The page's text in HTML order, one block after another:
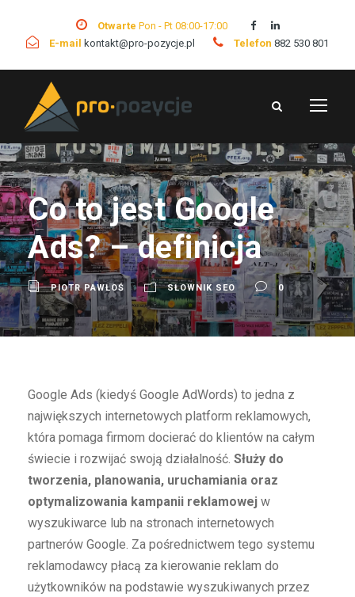
Otwarte Pon - Pt 08:00-17:00
E-mail
kontakt@pro-pozycje.pl Telefon 882 530 801
Co to jest Google
Ads? – definicja
PIOTR PAWŁOŚ SŁOWNIK SEO 0
Google Ads (kiedyś Google AdWords) to jedna z
największych internetowych platform reklamowych,
która pomaga firmom docierać do klientów na całym
świecie i rozwijać swoją działalność. Służy do
tworzenia, planowania, uruchamiania oraz
optymalizowania kampanii reklamowej w
wyszukiwarce lub na stronach internetowych
partnerów Google. Za pośrednictwem tego systemu
reklamodawcy płacą za kierowanie reklam do
użytkowników na podstawie wyszukiwanych przez